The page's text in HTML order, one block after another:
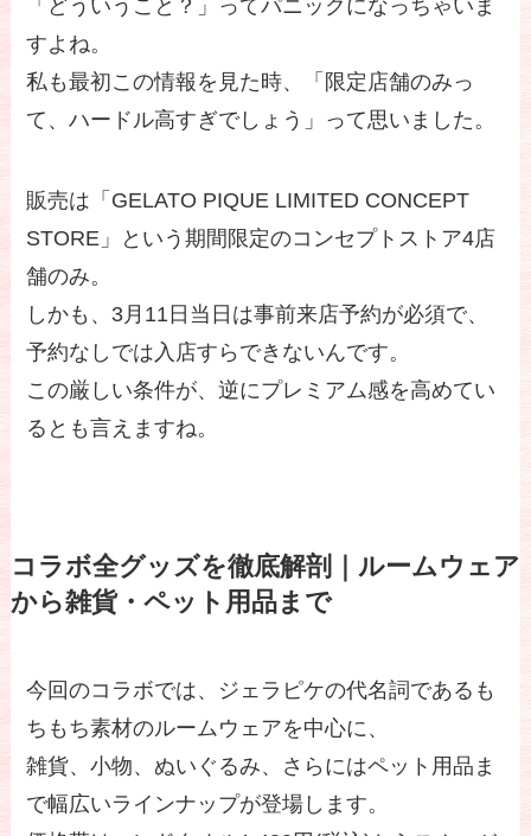
「どういうこと？」ってパニックになっちゃいま
すよね。
私も最初この情報を見た時、「限定店舗のみっ
て、ハードル高すぎでしょう」って思いました。
販売は「GELATO PIQUE LIMITED CONCEPT
STORE」という期間限定のコンセプトストア4店
舗のみ。
しかも、3月11日当日は事前来店予約が必須で、
予約なしでは入店すらできないんです。
この厳しい条件が、逆にプレミアム感を高めてい
るとも言えますね。
コラボ全グッズを徹底解剖｜ルームウェア
から雑貨・ペット用品まで
今回のコラボでは、ジェラピケの代名詞であるも
ちもち素材のルームウェアを中心に、
雑貨、小物、ぬいぐるみ、さらにはペット用品ま
で幅広いラインナップが登場します。